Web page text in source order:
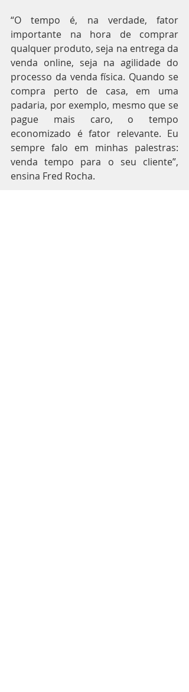
“O tempo é, na verdade, fator
importante na hora de comprar
qualquer produto, seja na entrega da
venda online, seja na agilidade do
processo da venda física. Quando se
compra perto de casa, em uma
padaria, por exemplo, mesmo que se
pague mais caro, o tempo
economizado é fator relevante. Eu
sempre falo em minhas palestras:
venda tempo para o seu cliente”,
ensina Fred Rocha.